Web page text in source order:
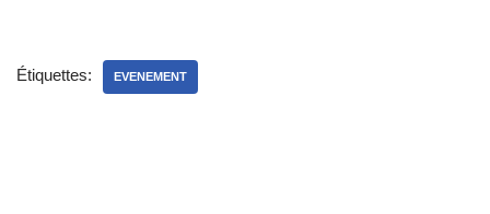
Étiquettes: EVENEMENT